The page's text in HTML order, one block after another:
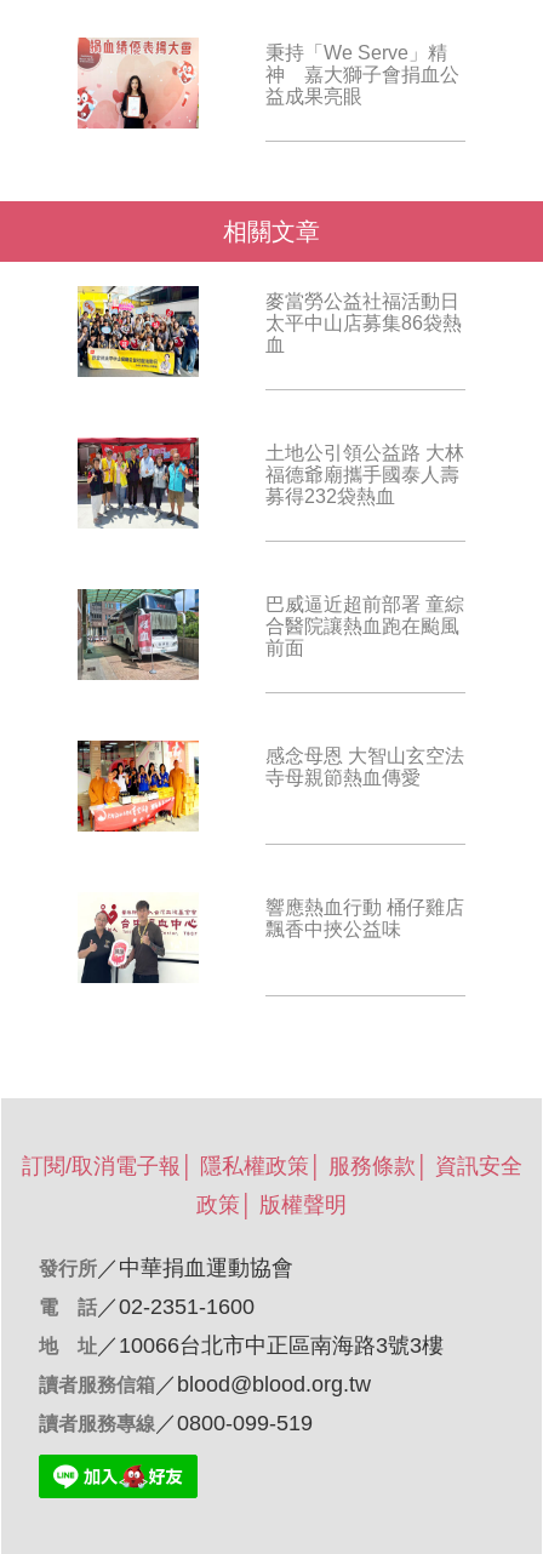
秉持「We Serve」精
神 嘉大獅子會捐血公
益成果亮眼
相關文章
麥當勞公益社福活動日
太平中山店募集86袋熱
血
土地公引領公益路 大林
福德爺廟攜手國泰人壽
募得232袋熱血
巴威逼近超前部署 童綜
合醫院讓熱血跑在颱風
前面
感念母恩 大智山玄空法
寺母親節熱血傳愛
響應熱血行動 桶仔雞店
飄香中挾公益味
訂閱/取消電子報 隱私權政策 服務條款
資訊安全
政策
版權聲明
發行所／ 中華捐血運動協會
電 話／02-2351-1600
地 址／10066台北市中正區南海路3號3樓
讀者服務信箱／ blood@blood.org.tw
讀者服務專線 ／0800-099-519